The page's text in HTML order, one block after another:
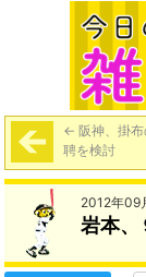
← 阪神、掛
聘を検討
2012年09
岩本、